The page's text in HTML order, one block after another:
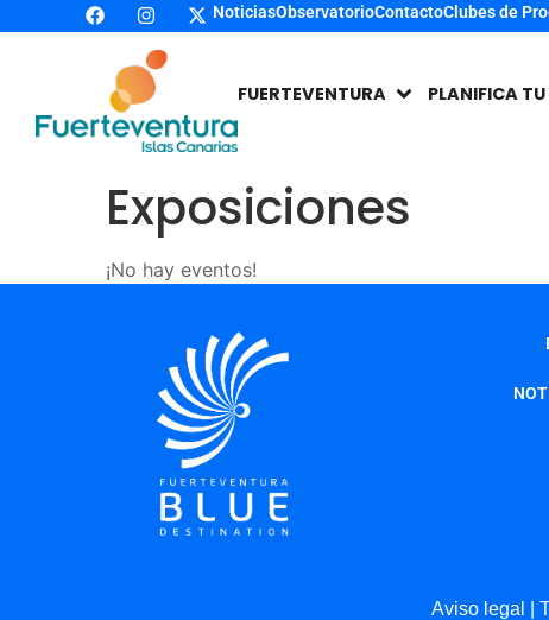
NoticiasObservatorioContactoClubes de
FUERTEVENTURA PLANIFICA
Exposiciones
¡No hay eventos!
Aviso legal